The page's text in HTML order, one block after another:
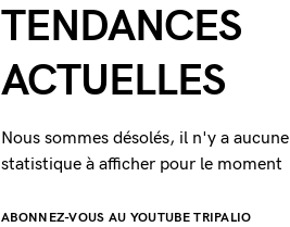
TENDANCES
ACTUELLES
Nous sommes désolés, il n'y a aucune
statistique à afficher pour le moment
ABONNEZ-VOUS AU YOUTUBE TRIPALIO